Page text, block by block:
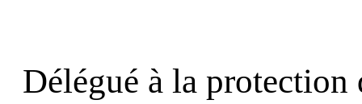
Délégué à la protection